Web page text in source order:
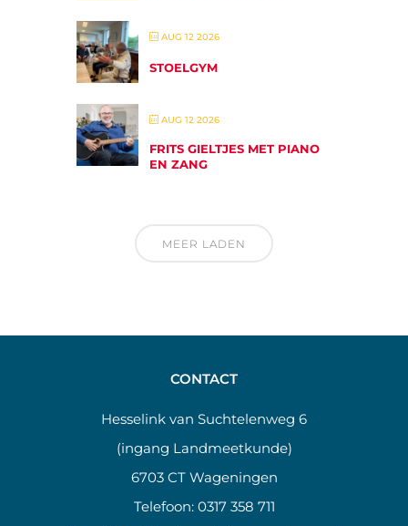
AUG 12 2026
STOELGYM
AUG 12 2026
FRITS GIELTJES MET PIANO
EN ZANG
MEER LADEN
CONTACT
Hesselink van Suchtelenweg 6
(ingang Landmeetkunde)
6703 CT Wageningen
Telefoon: 0317 358 711